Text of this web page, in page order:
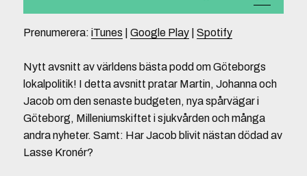
Prenumerera: iTunes Google Play| Spotify
Nytt avsnitt av världens bästa podd om Göteborgs
lokalpolitik! I detta avsnitt pratar Martin, Johanna och
Jacob om den senaste budgeten, nya spårvägar i
Göteborg, Milleniumskiftet i sjukvården och många
andra nyheter. Samt: Har Jacob blivit nästan dödad av
Lasse Kronér?